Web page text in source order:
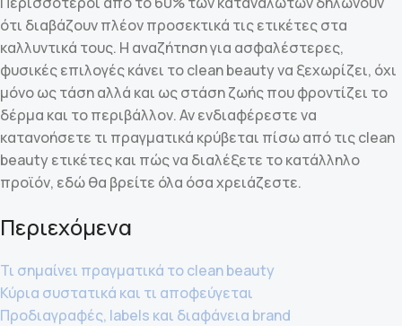
ότι διαβάζουν πλέον προσεκτικά τις ετικέτες στα
καλλυντικά τους. Η αναζήτηση για ασφαλέστερες,
φυσικές επιλογές κάνει το clean beauty να ξεχωρίζει, όχι
μόνο ως τάση αλλά και ως στάση ζωής που φροντίζει το
δέρμα και το περιβάλλον. Αν ενδιαφέρεστε να
κατανοήσετε τι πραγματικά κρύβεται πίσω από τις clean
beauty ετικέτες και πώς να διαλέξετε το κατάλληλο
προϊόν, εδώ θα βρείτε όλα όσα χρειάζεστε.
Περιεχόμενα
Τι σημαίνει πραγματικά το clean beauty
Κύρια συστατικά και τι αποφεύγεται
Προδιαγραφές, labels και διαφάνεια brand